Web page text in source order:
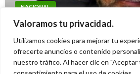
Valoramos tu privacidad.
Utilizamos cookies para mejorar tu
ofrecerte anuncios o contenido
nuestro tráfico. Al hacer clic en "Aceptar
NACIONAL
Al fin qué: ¿Iván Márquez está
Ariel Cabrera lunes julio 24, 2023